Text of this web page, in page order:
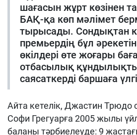
шағасын жұрт көзінен
БАҚ-қа көп мәлімет
тырысады. Сондықтан
премьердің бұл
өкілдері өте жоғары
отбасылық
саясаткерді баршаға
Айта кетелік, Джастин Трюдо
Софи Грегуарға 2005 жылы
баланы тәрбиелеуде: 9